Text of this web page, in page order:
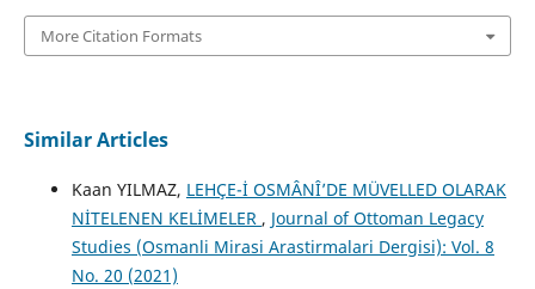
More Citation Formats
Similar Articles
Kaan YILMAZ, LEHÇE-İ OSMÂNÎ’DE MÜVELLED OLARAK
NİTELENEN KELİMELER , Journal of Ottoman Legacy
Studies (Osmanli Mirasi Arastirmalari Dergisi): Vol. 8
No. 20 (2021)